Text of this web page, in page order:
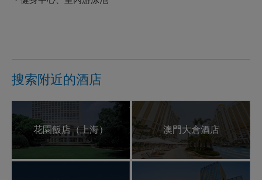
搜索附近的酒店
花園飯店（上海） 澳門大倉酒店